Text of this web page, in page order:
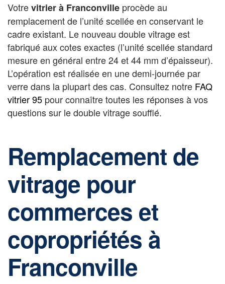
Votrevitrier à Franconville procède au
remplacement de l’unité scellée en conservant le
cadre existant. Le nouveau double vitrage est
fabriqué aux cotes exactes (l’unité scellée standard
mesure en général entre 24 et 44 mm d’épaisseur).
L’opération est réalisée en une demi-journée par
verre dans la plupart des cas. Consultez notre FAQ
vitrier 95 pour connaître toutes les réponses à vos
questions sur le double vitrage soufflé.
Remplacement de
vitrage pour
commerces et
copropriétés à
Franconville